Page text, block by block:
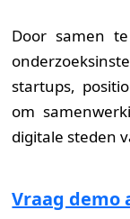
Door samen
startups,
om
digitale steden
Vraag demo